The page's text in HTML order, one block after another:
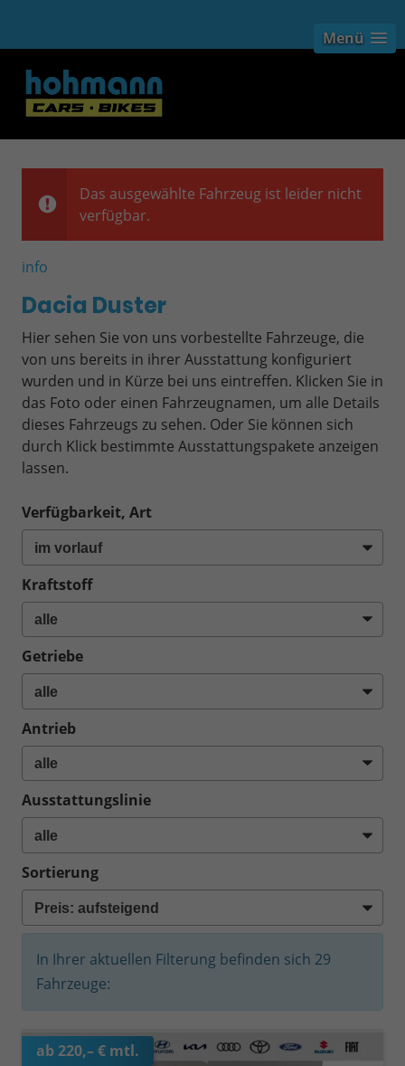
Menü
Das ausgewählte Fahrzeug ist leider nicht
verfügbar.
info
Dacia Duster
Hier sehen Sie von uns vorbestellte Fahrzeuge, die
von uns bereits in ihrer Ausstattung konfiguriert
wurden und in Kürze bei uns eintreffen. Klicken Sie in
das Foto oder einen Fahrzeugnamen, um alle Details
dieses Fahrzeugs zu sehen. Oder Sie können sich
durch Klick bestimmte Ausstattungspakete anzeigen
lassen.
Verfügbarkeit, Art
Kraftstoff
Getriebe
Antrieb
Ausstattungslinie
Sortierung
In Ihrer aktuellen Filterung befinden sich 29
Fahrzeuge:
ab 220,– € mtl.